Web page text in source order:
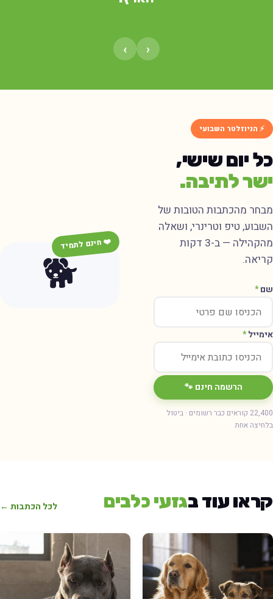
⚡ הניוזלטר השבועי
יום שישי,
לתיבה.
מהכתבות הטובות של
טיפ וטרינרי, ושאלה
מהקהילה — ב-3 דקות
*
*
הרשמה חינם 🐾
22,400 קוראים כבר רשומים · ביטול
אחת
🐕
❤️ חינם לתמיד
עוד בגזעי כלבים לכל הכתבות ←